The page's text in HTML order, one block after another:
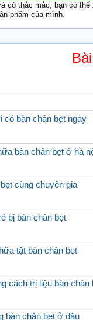
có thắc mắc, bạn có
phẩm của mình.
có bàn chân bẹt ngay
bàn chân bẹt ở hà
cùng chuyên gia
bị bàn chân bẹt
tật bàn chân bẹt
cách trị liệu bàn chân
bàn chân bẹt ở đâu